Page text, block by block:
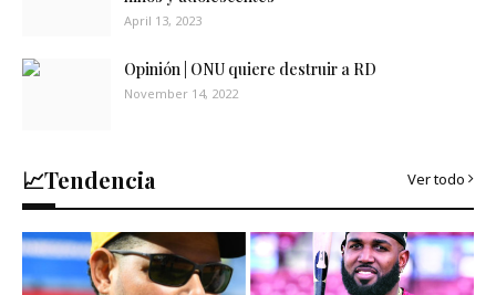
April 13, 2023
Opinión | ONU quiere destruir a RD
November 14, 2022
📈Tendencia Ver todo